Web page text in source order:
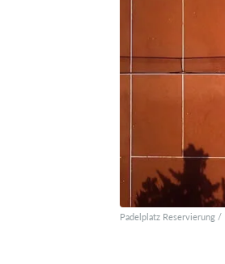
Padelplatz Reservierung /